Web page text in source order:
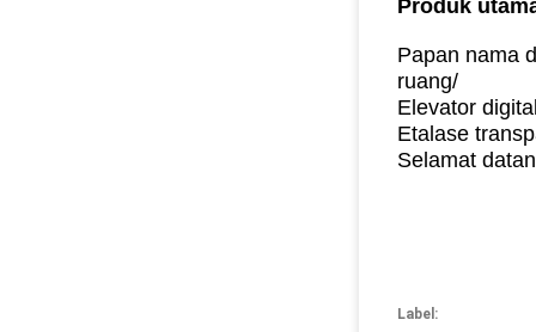
Produk
Papan nama
ruang/
Elevator
Etalase
Selamat
Label: